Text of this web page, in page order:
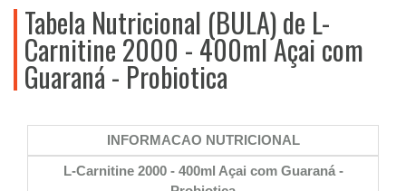
Tabela Nutricional (BULA) de L-
Carnitine 2000 - 400ml Açai com
Guaraná - Probiotica
INFORMACAO NUTRICIONAL
L-Carnitine 2000 - 400ml Açai com Guaraná -